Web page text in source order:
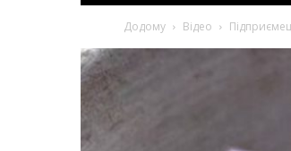
Додому Відео